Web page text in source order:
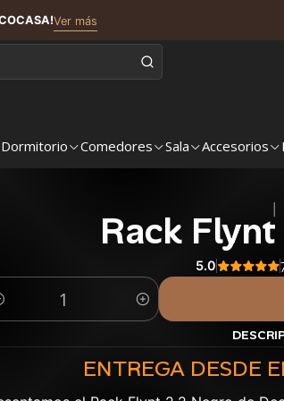
Dormitorio Comedores Sala Accesorios
Ver más
Rack
5.0
ENTREGA DESDE